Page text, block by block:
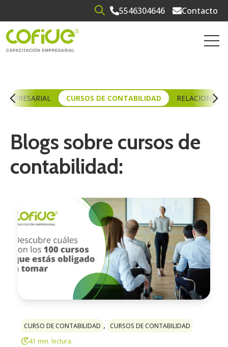
Open search5546304646 Contacto
CURSOS DE CONTABILIDAD RELACIONES
Blogs sobre cursos de
contabilidad:
CURSO DE CONTABILIDAD , CURSOS DE CONTABILIDAD
41 min. lectura.